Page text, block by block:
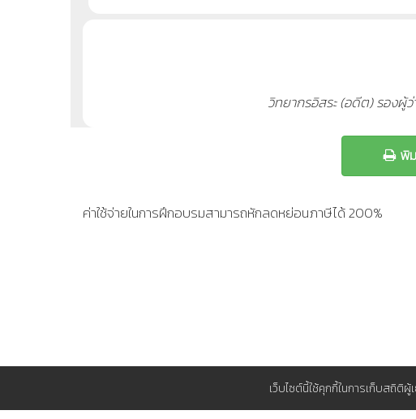
วิทยากรอิสระ (อดีต) รองผู้
พิ
ค่าใช้จ่ายในการฝึกอบรมสามารถหักลดหย่อนภาษีได้ 200%
เว็บไซต์นี้ใช้คุกกี้ในการเก็บสถิ